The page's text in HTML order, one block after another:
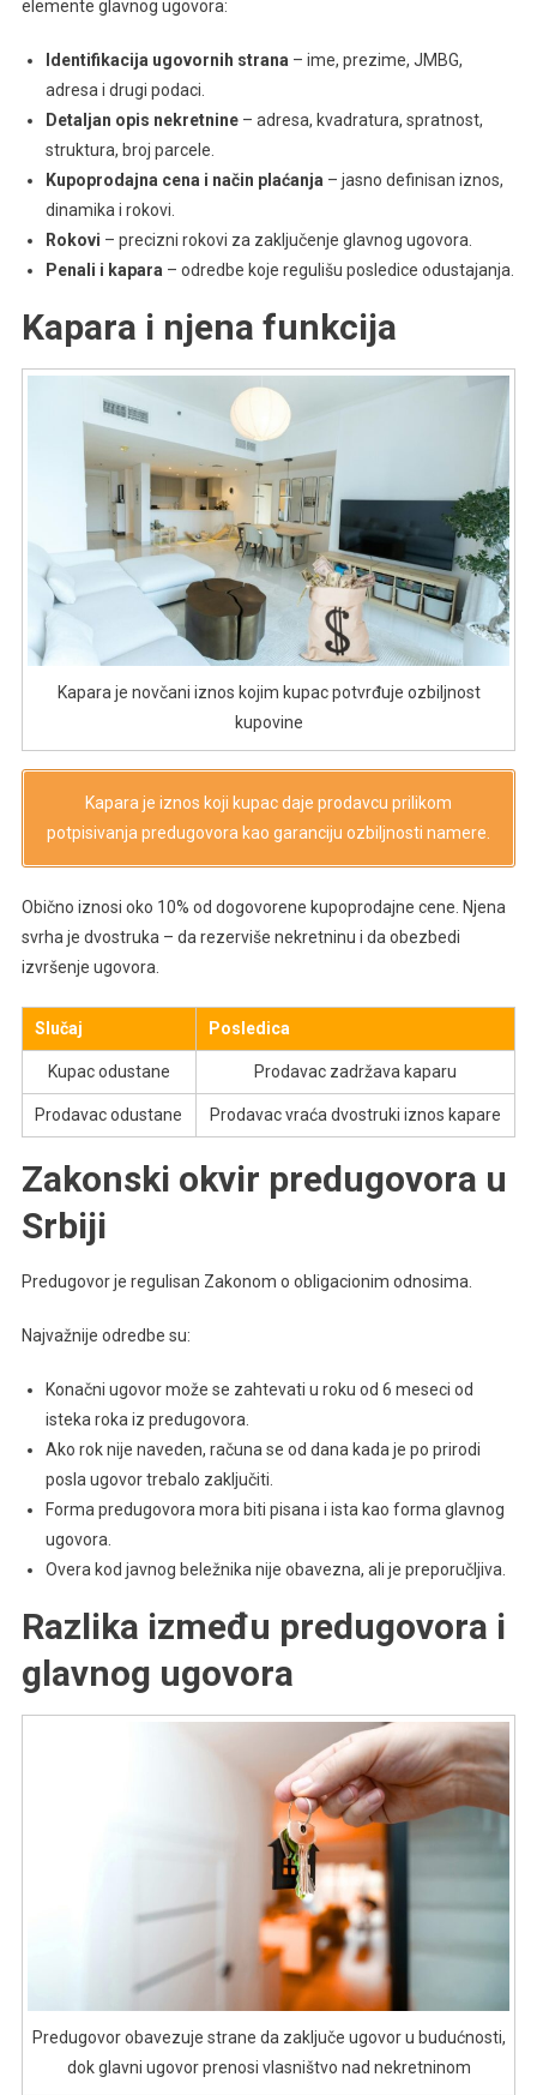
elemente glavnog ugovora:
Identifikacija ugovornih strana– ime, prezime, JMBG,
adresa i drugi podaci.
Detaljan opis nekretnine– adresa, kvadratura, spratnost,
struktura, broj parcele.
Kupoprodajna cena i način plaćanja– jasno definisan iznos,
dinamika i rokovi.
Rokovi – precizni rokovi za zaključenje glavnog ugovora.
Penali i kapara– odredbe koje regulišu posledice odustajanja.
Kapara i njena funkcija
Kapara je novčani iznos kojim kupac potvrđuje ozbiljnost
kupovine
Kapara je iznos koji kupac daje prodavcu prilikom
potpisivanja predugovora kao garanciju ozbiljnosti namere.
Obično iznosi oko 10% od dogovorene kupoprodajne cene. Njena
svrha je dvostruka – da rezerviše nekretninu i da obezbedi
izvršenje ugovora.
Slučaj Posledica
Kupac odustane Prodavac zadržava kaparu
Prodavac odustane Prodavac vraća dvostruki iznos kapare
Zakonski okvir predugovora u
Srbiji
Predugovor je regulisan Zakonom o obligacionim odnosima.
Najvažnije odredbe su:
Konačni ugovor može se zahtevati u roku od 6 meseci od
isteka roka iz predugovora.
Ako rok nije naveden, računa se od dana kada je po prirodi
posla ugovor trebalo zaključiti.
Forma predugovora mora biti pisana i ista kao forma glavnog
ugovora.
Overa kod javnog beležnika nije obavezna, ali je preporučljiva.
Razlika između predugovora i
glavnog ugovora
Predugovor obavezuje strane da zaključe ugovor u budućnosti,
dok glavni ugovor prenosi vlasništvo nad nekretninom